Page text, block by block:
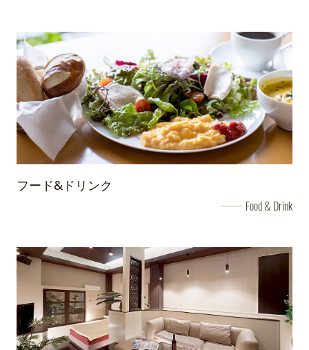
2020/12/02
最新DAM導入のお知らせ
310・406のお部屋に最新DAMを導入致しました。
2020/05/25
ホームページリニューアルしました。
これからもホテルシーザーをよろしくお願い致します。
フード&ドリンク
Food & Drink